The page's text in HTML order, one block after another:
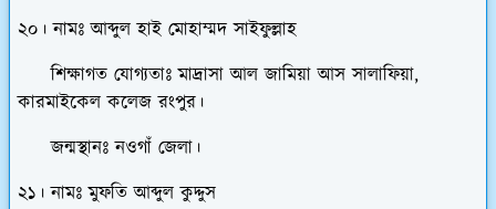
২০। নামঃ আব্দুল হাই মোহাম্মদ সাইফুল্লাহ
শিক্ষাগত যোগ্যতাঃ মাদ্রাসা আল জামিয়া আস সালাফিয়া,
কারমাইকেল কলেজ রংপুর।
জন্মস্থানঃ নওগাঁ জেলা।
২১। নামঃ মুফতি আব্দুল কুদ্দুস